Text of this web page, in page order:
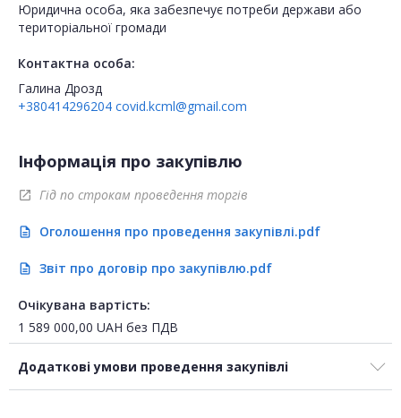
Юридична особа, яка забезпечує потреби держави або
територіальної громади
Контактна особа:
Галина Дрозд
+380414296204 covid.kcml@gmail.com
Інформація про закупівлю
open_in_new Гід по строкам проведення торгів
description Оголошення про проведення закупівлі.pdf
description Звіт про договір про закупівлю.pdf
Очікувана вартість:
1 589 000,00 UAH без ПДВ
Додаткові умови проведення закупівлі